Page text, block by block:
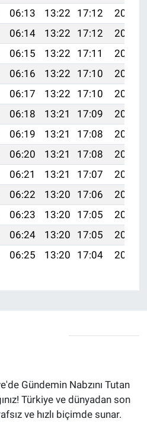
06:13 13:22 17:12
20:22
06:14 13:22 17:12
20:20
06:15 13:22 17:11
20:19
06:16 13:22 17:10
20:18
06:17 13:22 17:10
20:16
06:18 13:21 17:09
20:15
06:19 13:21 17:08
20:13
06:20 13:21 17:08
20:12
06:21 13:21 17:07
20:10
06:22 13:20 17:06
20:09
06:23 13:20 17:05
20:07
06:24 13:20 17:05
20:06
06:25 13:20 17:04 20:04
Gündemin Nabzını Tutan
Türkiye ve dünyadan son
ve hızlı biçimde sunar.